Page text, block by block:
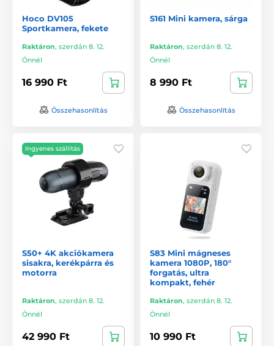
Hoco DV105
Sportkamera, fekete
Raktáron, szerdán 8. 12.
Önnél
16 990 Ft
Összehasonlítás
S161 Mini kamera, sárga
Raktáron, szerdán 8. 12.
Önnél
8 990 Ft
Összehasonlítás
Ingyenes szállítás
S50+ 4K akciókamera
sisakra, kerékpárra és
motorra
Raktáron, szerdán 8. 12.
Önnél
42 990 Ft
S83 Mini mágneses
kamera 1080P, 180°
forgatás, ultra
kompakt, fehér
Raktáron, szerdán 8. 12.
Önnél
10 990 Ft